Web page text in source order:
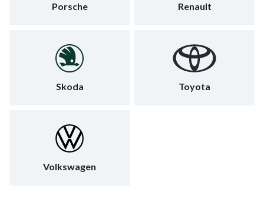
Porsche Renault
Skoda Toyota
Volkswagen